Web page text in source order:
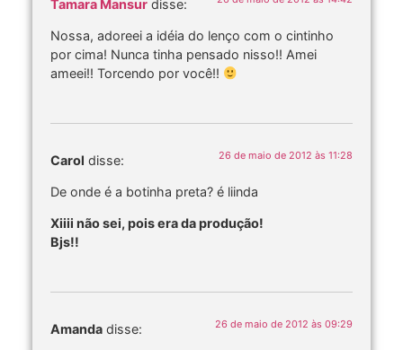
Tamara Mansur disse:
Nossa, adoreei a idéia do lenço com o cintinho
por cima! Nunca tinha pensado nisso!! Amei
ameei!! Torcendo por você!!
Carol disse: 26 de maio de 2012 às 11:28
De onde é a botinha preta? é liinda
Xiiii não sei, pois era da produção!
Bjs!!
Amanda disse: 26 de maio de 2012 às 09:29